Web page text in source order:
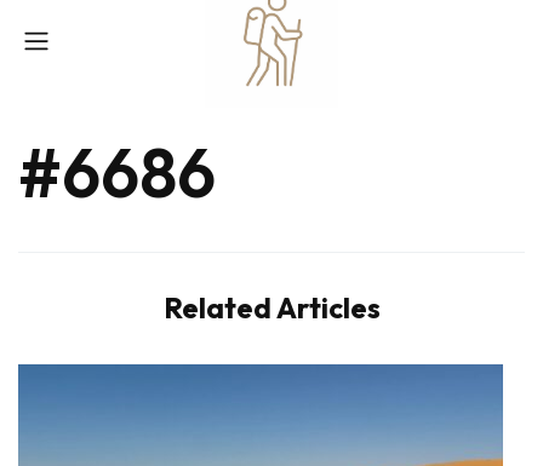
#6686
Related Articles